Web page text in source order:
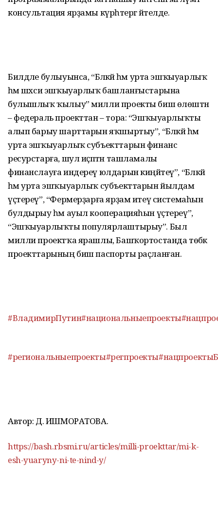
консультация ярҙамы күрһәтергә әйтелде.
Билдәле булыуынса, “Бәләкәй һәм урта эшҡыуарлыҡ
һәм шәхси эшҡыуарлыҡ башланғыстарына
булышлыҡ ҡылыу” милли проекты биш өлөштән
– федераль проекттан – тора: “Эшҡыуарлыҡты
алып барыу шарттарын яҡшыртыу”, “Бәләкәй һәм
урта эшҡыуарлыҡ субъекттарын финанс
ресурстарға, шул иҫәптән ташламалы
финанслауға индереү юлдарын киңәйтеү”, “Бәләкәй
һәм урта эшҡыуарлыҡ субъекттарын йылдам
үҫтереү”, “Фермерҙарға ярҙам итеү системаһын
булдырыу һәм ауыл кооперацияһын үҫтереү”,
“Эшҡыуарлыҡты популярлаштырыу”. Был
милли проектҡа ярашлы, Башҡортостанда төбәк
проекттарының биш паспорты раҫланған.
#ВладимирПутин#национальныепроекты
#региональныепроекты#регпроекты
Автор: Д. ИШМОРАТОВА.
https://bash.rbsmi.ru/articles/milli-proekttar/mi-k-
esh-yuaryny-ni-te-nind-y/